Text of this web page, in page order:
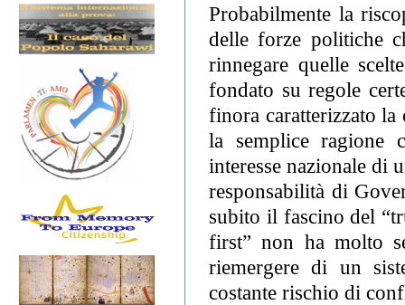
Probabilmente la
delle forze politiche
rinnegare quelle
fondato su regole
finora caratterizzato la
la semplice ragione
interesse nazionale di
responsabilità di
subito il fascino del
first” non ha molto
riemergere di un
costante rischio di